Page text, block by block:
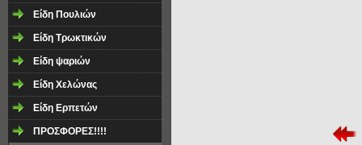
Είδη Πουλιών
Είδη Τρωκτικών
Είδη ψαριών
Είδη Χελώνας
Είδη Ερπετών
ΠΡΟΣΦΟΡΕΣ!!!!